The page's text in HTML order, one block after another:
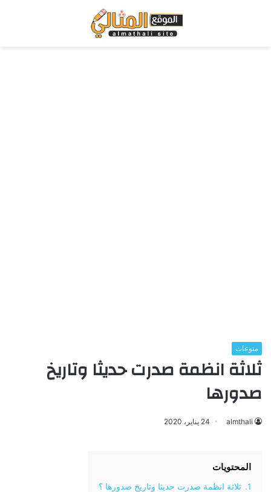
منوعات
ثلاثة انظمة صدرت حديثا وتاريخ
صدورها
almthali 24 يناير، 2020
المحتويات
1.
ثلاثة انظمة صدرت حديثا وتاريخ صدورها ؟